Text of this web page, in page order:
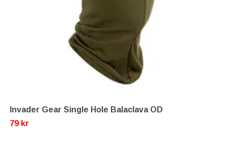
Invader Gear Single Hole Balaclava OD
79 kr